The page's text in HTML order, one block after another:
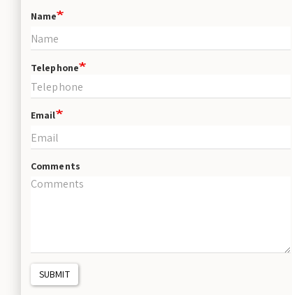
Name
Telephone
Email
Comments
SUBMIT